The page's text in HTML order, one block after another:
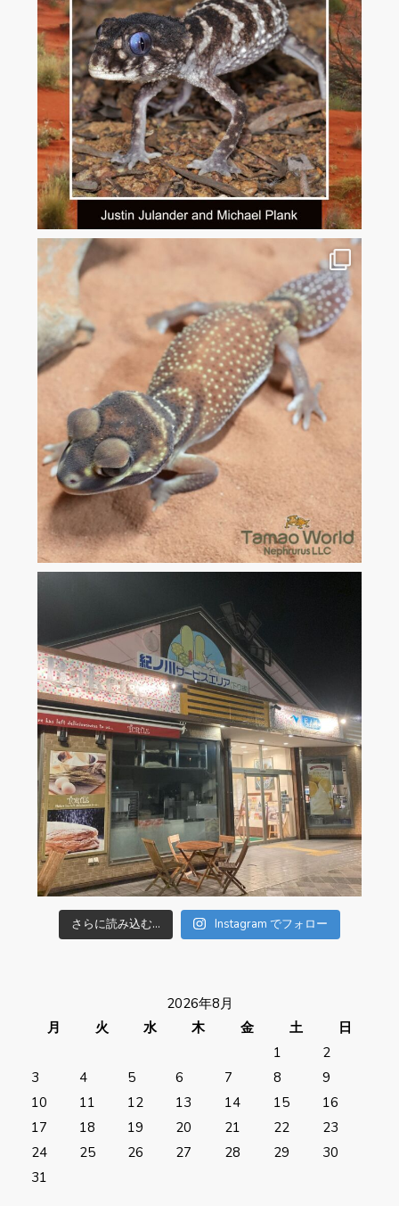
さらに読み込む... Instagram でフォロー
2026年8月
月
火 水 木 金 土
日
1
2
3
4 5 6 7 8
9
10
11 12 13 14 15
16
17
18 19 20 21 22
23
24
25 26 27 28 29
30
31